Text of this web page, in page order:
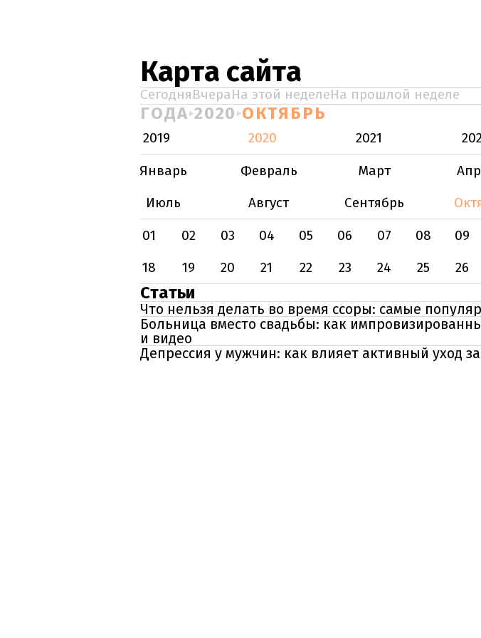
Карта сайта
СегодняВчераНа этой неделеНа прошлой неделе
ГОДА 2020 ОКТЯБРЬ
2019 2020 2021
Январь
Февраль Март
Июль
Август Сентябрь
01
02 03 04 05 06 07 08 09
18
19 20 21 22 23 24 25 26
Статьи
Что нельзя делать во время ссоры: самые
Больница вместо свадьбы: как
и видео
Депрессия у мужчин: как влияет активный уход